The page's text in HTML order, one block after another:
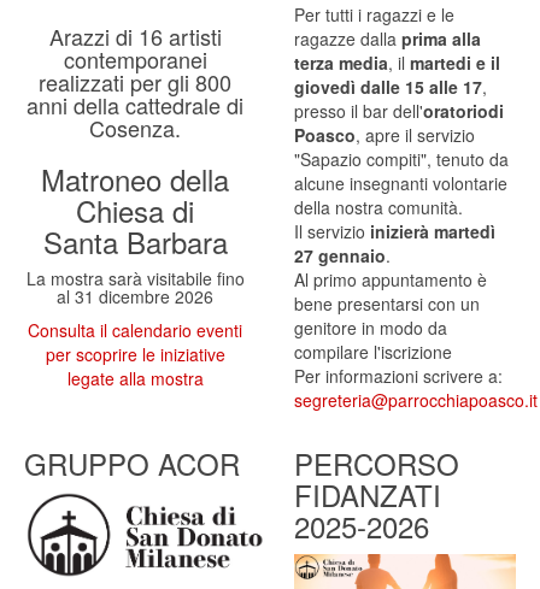
Arazzi di 16 artisti
contemporanei
realizzati per gli 800
anni della cattedrale di
Cosenza.
Matroneo della
Chiesa di
Santa Barbara
La mostra sarà visitabile fino
al 31 dicembre 2026
Consulta il calendario eventi
per scoprire le iniziative
legate alla mostra
Per tutti i ragazzi e le
ragazze dalla prima alla
terza media, il martedi e il
giovedì dalle 15 alle 17,
presso il bar dell'oratoriodi
Poasco, apre il servizio
"Sapazio compiti", tenuto da
alcune insegnanti volontarie
della nostra comunità.
Il servizio inizierà martedì
27 gennaio.
Al primo appuntamento è
bene presentarsi con un
genitore in modo da
compilare l'iscrizione
Per informazioni scrivere a:
segreteria@parrocchiapoasco.it
GRUPPO ACOR PERCORSO
FIDANZATI
2025-2026